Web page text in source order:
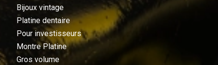
Bijoux vintage
Platine dentaire
Pour investisseurs
Montre Platine
Gros volume